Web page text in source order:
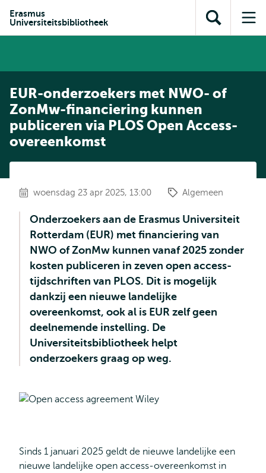
inhoud
Direct naar
subnavigatie
Erasmus
Universiteitsbibliotheek
Toon
zoekveld
EUR-onderzoekers met NWO- of
ZonMw-financiering kunnen
publiceren via PLOS Open Access-
overeenkomst
woensdag 23 apr 2025, 13:00 Algemeen
Onderzoekers aan de Erasmus Universiteit
Rotterdam (EUR) met financiering van
NWO of ZonMw kunnen vanaf 2025 zonder
kosten publiceren in zeven open access-
tijdschriften van PLOS. Dit is mogelijk
dankzij een nieuwe landelijke
overeenkomst, ook al is EUR zelf geen
deelnemende instelling. De
Universiteitsbibliotheek helpt
onderzoekers graag op weg.
Sinds 1 januari 2025 geldt de nieuwe landelijke een
nieuwe landelijke open access-overeenkomst in